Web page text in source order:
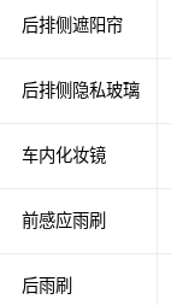
后排侧遮阳帘
后排侧隐私玻璃
车内化妆镜
前感应雨刷
后雨刷